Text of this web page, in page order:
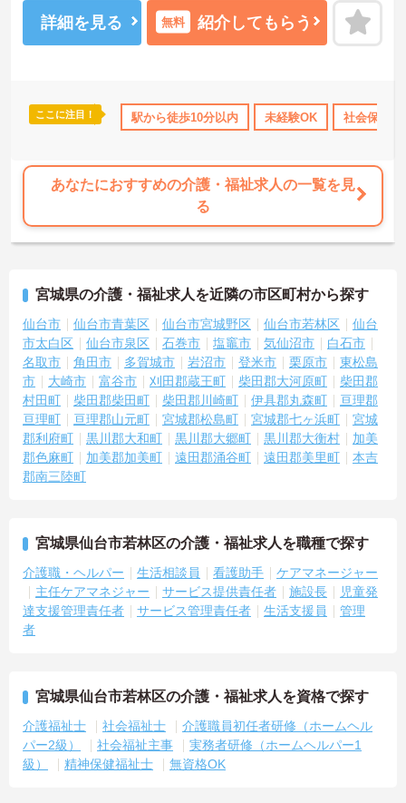
日110日以上 資格取得サポート 産休･育休･介護休暇取得実績あり
います♪ご興味のある方は面接ポイントをお伝えしますので、お気軽
にご連絡ください！
詳細を見る 無料 紹介してもらう
ここに注目！ 駅から徒歩10分以内 未経験OK 社会保険完
あなたにおすすめの介護・福祉求人の一覧を見
る
宮城県の介護・福祉求人を近隣の市区町村から探す
仙台市 仙台市青葉区 仙台市宮城野区 仙台市若林区
仙台
市太白区
仙台市泉区 石巻市 塩竈市 気仙沼市
白石市
名取市
角田市 多賀城市 岩沼市 登米市 栗原市
東松島
市
大崎市 富谷市 刈田郡蔵王町 柴田郡大河原町
柴田郡
村田町
柴田郡柴田町 柴田郡川崎町 伊具郡丸森町
亘理郡
亘理町
亘理郡山元町 宮城郡松島町 宮城郡七ヶ浜町
宮城
郡利府町
黒川郡大和町 黒川郡大郷町 黒川郡大衡村
加美
郡色麻町
加美郡加美町 遠田郡涌谷町 遠田郡美里町
本吉
郡南三陸町
宮城県仙台市若林区の介護・福祉求人を職種で探す
介護職・ヘルパー 生活相談員 看護助手
ケアマネージャー
主任ケアマネジャー
サービス提供責任者 施設長
児童発
達支援管理責任者
サービス管理責任者 生活支援員
管理
者
宮城県仙台市若林区の介護・福祉求人を資格で探す
介護福祉士 社会福祉士
介護職員初任者研修（ホームヘル
パー2級）
社会福祉主事
実務者研修（ホームヘルパー1
級）
精神保健福祉士 無資格OK